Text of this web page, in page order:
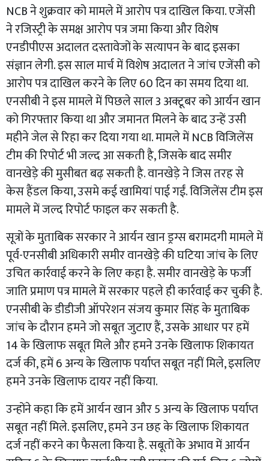
NCB ने शुक्रवार को मामले में आरोप पत्र दाखिल किया. एजेंसी
ने रजिस्ट्री के समक्ष आरोप पत्र जमा किया और विशेष
एनडीपीएस अदालत दस्तावेजों के सत्यापन के बाद इसका
संज्ञान लेगी. इस साल मार्च में विशेष अदालत ने जांच एजेंसी को
आरोप पत्र दाखिल करने के लिए 60 दिन का समय दिया था.
एनसीबी ने इस मामले में पिछले साल 3 अक्टूबर को आर्यन खान
को गिरफ्तार किया था और जमानत मिलने के बाद उन्हें उसी
महीने जेल से रिहा कर दिया गया था. मामले में NCB विजिलेंस
टीम की रिपोर्ट भी जल्द आ सकती है, जिसके बाद समीर
वानखेड़े की मुसीबत बढ़ सकती है. वानखेड़े ने जिस तरह से
केस हैंडल किया, उसमे कई खामियां पाई गईं. विजिलेंस टीम इस
मामले में जल्द रिपोर्ट फाइल कर सकती है.
सूत्रों के मुताबिक सरकार ने आर्यन खान ड्रग्स बरामदगी मामले में
पूर्व-एनसीबी अधिकारी समीर वानखेड़े की घटिया जांच के लिए
उचित कार्रवाई करने के लिए कहा है. समीर वानखेड़े के फर्जी
जाति प्रमाण पत्र मामले में सरकार पहले ही कार्रवाई कर चुकी है.
एनसीबी के डीडीजी ऑपरेशन संजय कुमार सिंह के मुताबिक
जांच के दौरान हमने जो सबूत जुटाए हैं, उसके आधार पर हमें
14 के खिलाफ सबूत मिले और हमने उनके खिलाफ शिकायत
दर्ज की, हमें 6 अन्य के खिलाफ पर्याप्त सबूत नहीं मिले, इसलिए
हमने उनके खिलाफ दायर नहीं किया.
उन्होंने कहा कि हमें आर्यन खान और 5 अन्य के खिलाफ पर्याप्त
सबूत नहीं मिले. इसलिए, हमने उन छह के खिलाफ शिकायत
दर्ज नहीं करने का फैसला किया है. सबूतों के अभाव में आर्यन